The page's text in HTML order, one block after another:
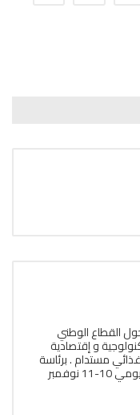
القطاع الوطني
و إقتصادية
مستدام . برئاسة
الدكتورة نويشي سهام يومي 10-11 نوفمبر